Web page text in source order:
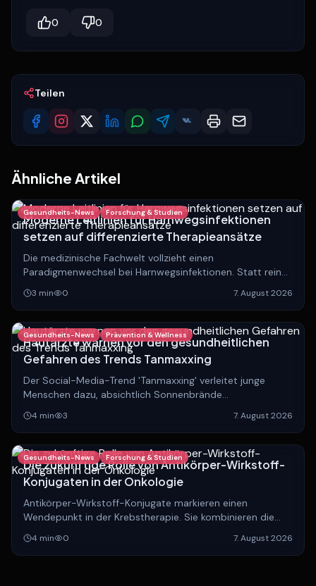
0 0
Teilen
Ähnliche Artikel
Gesundheits-News Forschung & Studien
Moderne Leitlinien für Harnwegsinfektionen
setzen auf differenzierte Therapieansätze
Die medizinische Fachwelt vollzieht einen
Paradigmenwechsel bei Harnwegsinfektionen. Statt rein
anatomischer Einteilungen rückt die Unterscheidung
zwischen lokalisierten und systemischen Verläufen in den
Fokus.
3 min 0 7. August 2026
Gesundheits-News Prävention & Wellness
Hautärzte warnen vor den gesundheitlichen
Gefahren des Trends Tanmaxxing
Der Social-Media-Trend 'Tanmaxxing' verleitet junge
Menschen dazu, absichtlich Sonnenbrände
herbeizuführen. Experten warnen eindringlich vor den
langfristigen, lebensbedrohlichen Folgen.
4 min 3 7. August 2026
Gesundheits-News Forschung & Studien
Die zukünftige Rolle von Antikörper-Wirkstoff-
Konjugaten in der Onkologie
Antikörper-Wirkstoff-Konjugate markieren einen
Wendepunkt in der Krebstherapie. Sie kombinieren die
Präzision biologischer Antikörper mit hochwirksamen
Chemotherapeutika.
4 min 0 7. August 2026